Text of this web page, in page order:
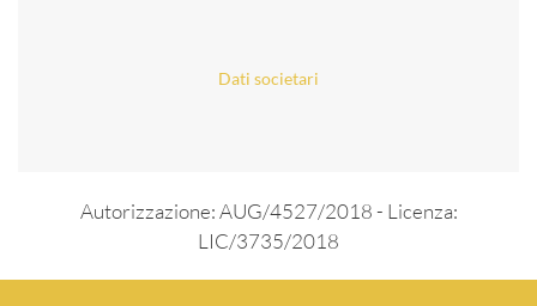
Dati societari
Autorizzazione: AUG/4527/2018 - Licenza:
LIC/3735/2018